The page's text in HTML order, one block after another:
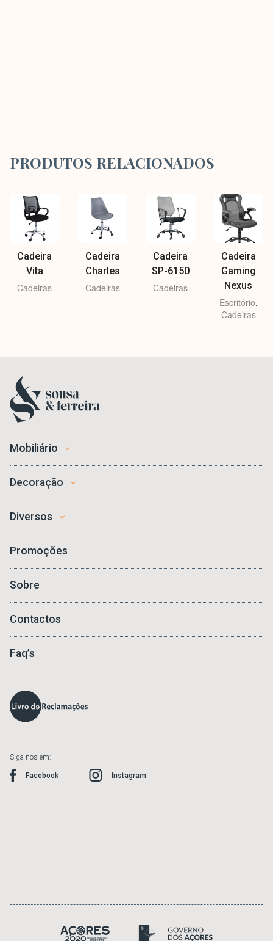
PRODUTOS RELACIONADOS
Cadeira
Vita
Cadeiras
Cadeira
Charles
Cadeiras
Cadeira
SP-6150
Cadeiras
Cadeira
Gaming
Nexus
Escritório,
Cadeiras
Mobiliário
Decoração
Diversos
Promoções
Sobre
Contactos
Faq’s
Siga-nos em:
Facebook Instagram